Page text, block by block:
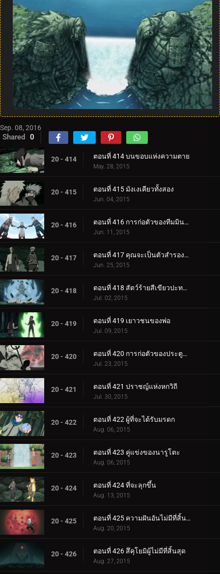
Sep. 08, 2016
Shared 0
20 - 414 ตอนที่ 414 บนขอบแห่งความตาย
May. 28, 2015
20 - 415 ตอนที่ 415 มังเงเคียวทั้งสอง
Jun. 04, 2015
20 - 416 ตอนที่ 416 การก่อตัวของทีมมินาโตะ
Jun. 11, 2015
20 - 417 ตอนที่ 417 คุณจะเป็นตัวสำรองของฉัน
Jun. 25, 2015
20 - 418 ตอนที่ 418 สัตว์ร้ายสีเขียวปะทะมาดาระหกวิถี
Jul. 02, 2015
20 - 419 ตอนที่ 419 เยาวชนของพ่อ
Jul. 09, 2015
20 - 420 ตอนที่ 420 การก่อตัวของประตูด้านในทั้งแปด
Jul. 23, 2015
20 - 421 ตอนที่ 421 ปราชญ์แห่งหกวิถี
Jul. 30, 2015
20 - 422 ตอนที่ 422 ผู้ที่จะได้รับมรดก
Aug. 06, 2015
20 - 423 ตอนที่ 423 คู่แข่งของนารูโตะ
Aug. 06, 2015
20 - 424 ตอนที่ 424 ที่จะลุกขึ้น
Aug. 13, 2015
20 - 425 ตอนที่ 425 ความฝันอันไม่มีที่สิ้นสุด
Aug. 20, 2015
20 - 426 ตอนที่ 426 สึคุโยมิผู้ไม่มีที่สิ้นสุด
Aug. 27, 2015